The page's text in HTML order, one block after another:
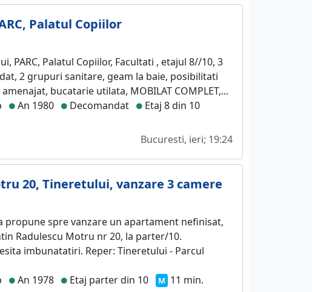
Palatul Copiilor
PARC, Palatul Copiilor, Facultati , etajul 8//10, 3
2 grupuri sanitare, geam la baie, posibilitati
bucatarie utilata, MOBILAT COMPLET,...
An 1980 Decomandat Etaj 8 din 10
Bucuresti, ieri; 19:24
20, Tineretului, vanzare 3 camere
propune spre vanzare un apartament nefinisat,
Radulescu Motru nr 20, la parter/10.
imbunatatiri. Reper: Tineretului - Parcul
An 1978 Etaj parter din 10 M 11 min.